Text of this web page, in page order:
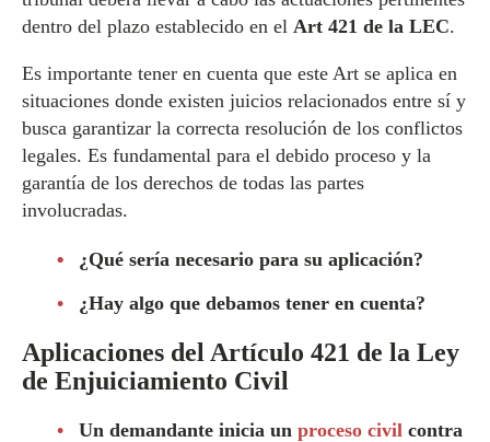
dentro del plazo establecido en el Art 421 de la LEC.
Es importante tener en cuenta que este Art se aplica en
situaciones donde existen juicios relacionados entre sí y
busca garantizar la correcta resolución de los conflictos
legales. Es fundamental para el debido proceso y la
garantía de los derechos de todas las partes
involucradas.
¿Qué sería necesario para su aplicación?
¿Hay algo que debamos tener en cuenta?
Aplicaciones del Artículo 421 de la Ley
de Enjuiciamiento Civil
Un demandante inicia un proceso civil contra